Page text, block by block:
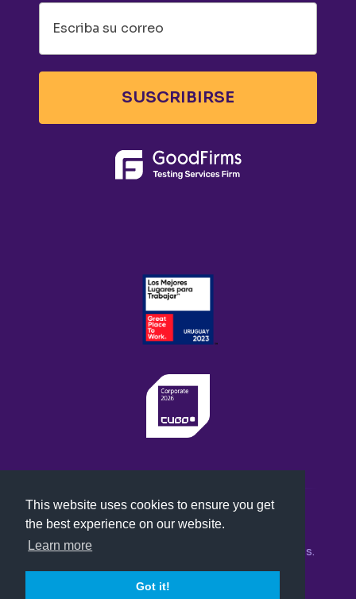
This website uses cookies to ensure you get
the best experience on our website.
Learn more
Got it!
SUSCRIBIRSE
Política de Privacidad
Abstracta © 2026, Todos los derechos reservados.